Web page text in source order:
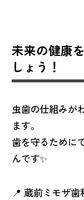
未来の健康
しょう！
虫歯の仕組みが
ます。
歯を守るために
んです✨
📍 蔵前ミモザ歯